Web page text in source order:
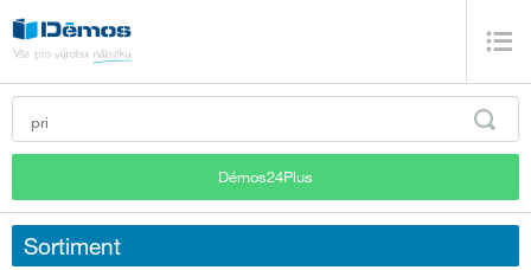
Démos24Plus
Sortiment